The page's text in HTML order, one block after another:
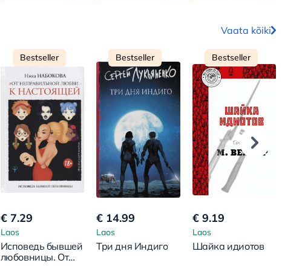
Vaata kõiki
Bestseller
€ 7.29
Laos
Исповедь бывшей
любовницы. От
Bestseller
€ 14.99
Laos
Три дня Индиго
Bestseller
€ 9.19
Laos
Шайка идиотов